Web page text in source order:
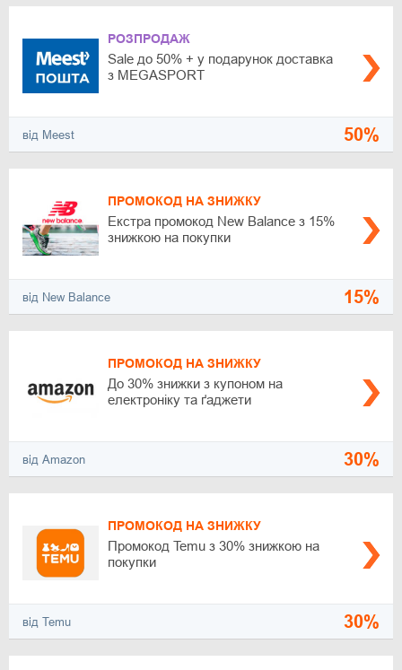
РОЗПРОДАЖ
Sale до 50% + у подарунок доставка
з MEGASPORT
від Meest 50%
ПРОМОКОД НА ЗНИЖКУ
Екстра промокод New Balance з 15%
знижкою на покупки
від New Balance 15%
ПРОМОКОД НА ЗНИЖКУ
До 30% знижки з купоном на
електроніку та ґаджети
від Amazon 30%
ПРОМОКОД НА ЗНИЖКУ
Промокод Temu з 30% знижкою на
покупки
від Temu 30%